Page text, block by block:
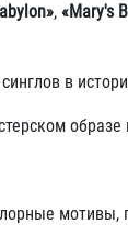
, «Mary's
в